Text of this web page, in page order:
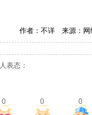
作者：不详 来源：
人表态：
0 0 0